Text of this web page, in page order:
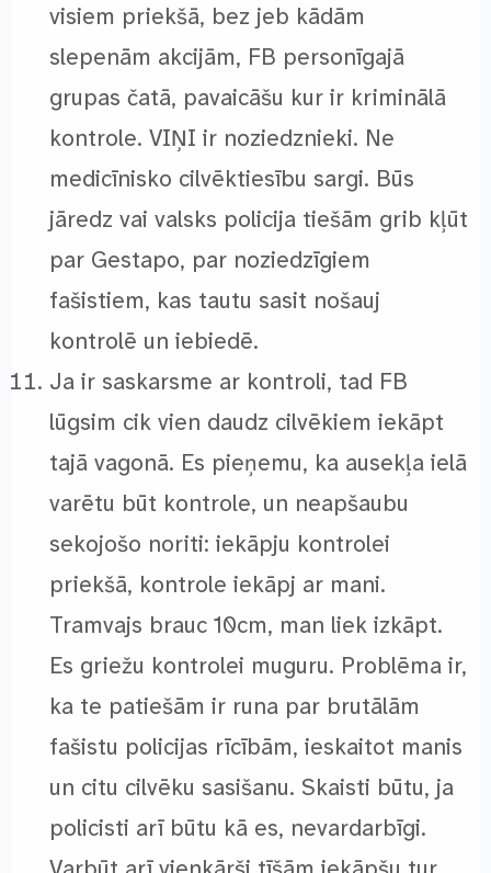
visiem priekšā, bez jeb kādām
slepenām akcijām, FB personīgajā
grupas čatā, pavaicāšu kur ir kriminālā
kontrole. VIŅI ir noziedznieki. Ne
medicīnisko cilvēktiesību sargi. Būs
jāredz vai valsks policija tiešām grib kļūt
par Gestapo, par noziedzīgiem
fašistiem, kas tautu sasit nošauj
kontrolē un iebiedē.
Ja ir saskarsme ar kontroli, tad FB
lūgsim cik vien daudz cilvēkiem iekāpt
tajā vagonā. Es pieņemu, ka ausekļa ielā
varētu būt kontrole, un neapšaubu
sekojošo noriti: iekāpju kontrolei
priekšā, kontrole iekāpj ar mani.
Tramvajs brauc 10cm, man liek izkāpt.
Es griežu kontrolei muguru. Problēma ir,
ka te patiešām ir runa par brutālām
fašistu policijas rīcībām, ieskaitot manis
un citu cilvēku sasišanu. Skaisti būtu, ja
policisti arī būtu kā es, nevardarbīgi.